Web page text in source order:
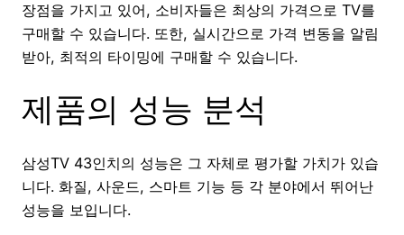
장점을 가지고 있어, 소비자들은 최상의 가격으로 TV를
구매할 수 있습니다. 또한, 실시간으로 가격 변동을 알림
받아, 최적의 타이밍에 구매할 수 있습니다.
제품의 성능 분석
삼성TV 43인치의 성능은 그 자체로 평가할 가치가 있습
니다. 화질, 사운드, 스마트 기능 등 각 분야에서 뛰어난
성능을 보입니다.